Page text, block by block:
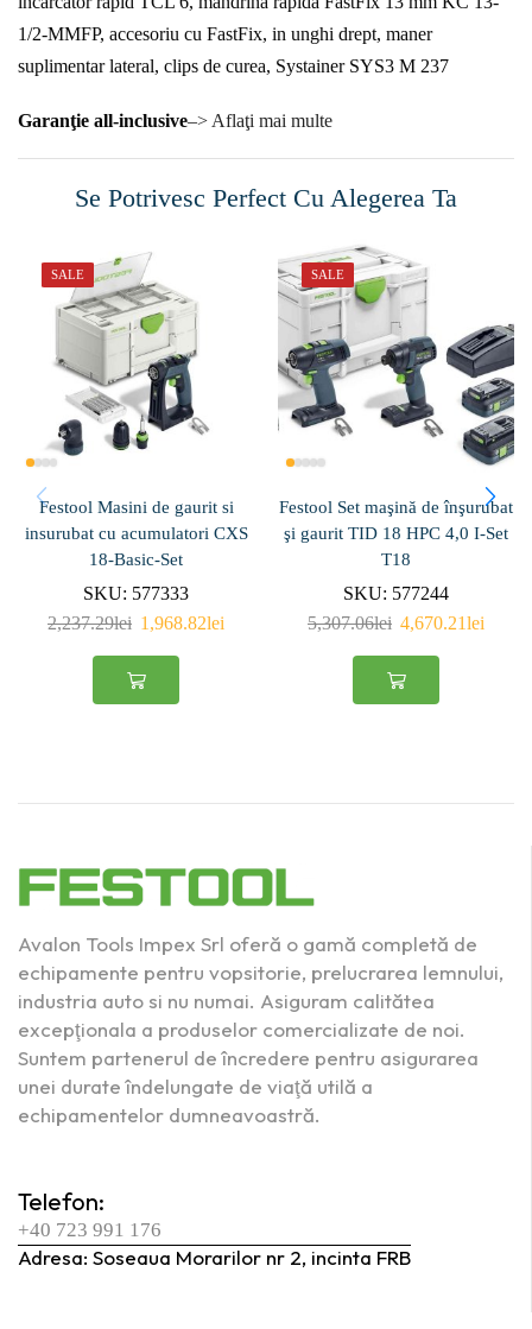
1/2-MMFP, accesoriu cu FastFix, in unghi drept, maner
suplimentar lateral, clips de curea, Systainer SYS3 M 237
Garanţie all-inclusive–> Aflaţi mai multe
Se Potrivesc Perfect Cu Alegerea Ta
SALE
Festool Masini de gaurit si
insurubat cu acumulatori CXS
18-Basic-Set
SKU: 577333
2,237.29lei 1,968.82lei
SALE
Festool Set maşină de înşurubat
şi gaurit TID 18 HPC 4,0 I-Set
T18
SKU: 577244
5,307.06lei 4,670.21lei
Avalon Tools Impex Srl oferă o gamă completă de
echipamente pentru vopsitorie, prelucrarea lemnului,
industria auto si nu numai. Asiguram calitătea
excepţionala a produselor comercializate de noi.
Suntem partenerul de încredere pentru asigurarea
unei durate îndelungate de viaţă utilă a
echipamentelor dumneavoastră.
Telefon:
+40 723 991 176
Adresa: Soseaua Morarilor nr 2, incinta FRB